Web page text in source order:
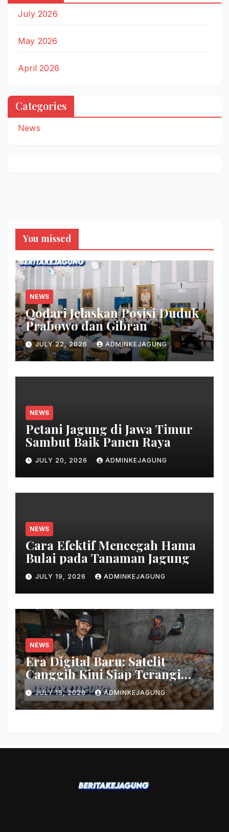
July 2026
May 2026
April 2026
Categories
News
You missed
NEWS
Qodari Jelaskan Posisi Duduk
Prabowo dan Gibran
JULY 22, 2026 ADMINKEJAGUNG
NEWS
Petani Jagung di Jawa Timur
Sambut Baik Panen Raya
JULY 20, 2026 ADMINKEJAGUNG
NEWS
Cara Efektif Mencegah Hama
Bulai pada Tanaman Jagung
JULY 19, 2026 ADMINKEJAGUNG
NEWS
Era Digital Baru: Satelit
Canggih Kini Siap Terangi
Wilayah Terpencil Nusantara
JULY 15, 2026 ADMINKEJAGUNG